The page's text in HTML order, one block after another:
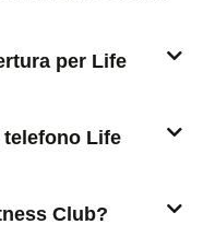
per Life
Life
Club?